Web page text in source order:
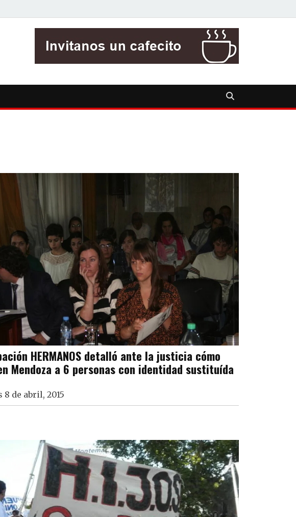
HERMANOS detalló ante la justicia cómo
Mendoza a 6 personas con identidad sustituída
de abril, 2015